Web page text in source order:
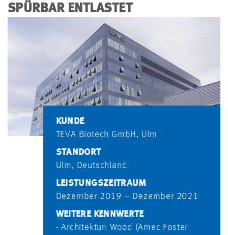
SPÜRBAR ENTLASTET
KUNDE
TEVA Biotech GmbH, Ulm
STANDORT
Ulm, Deutschland
LEISTUNGSZEITRAUM
Dezember 2019 – Dezember 2021
WEITERE KENNWERTE
- Architektur: Wood (Amec Foster